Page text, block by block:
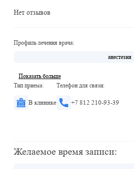
Нет отзывов
Профиль лечения врача:
анестезия
Показать больше
Тип приема:
В клинике
Телефон для связи:
+7 812 210-93-39
Желаемое время записи: